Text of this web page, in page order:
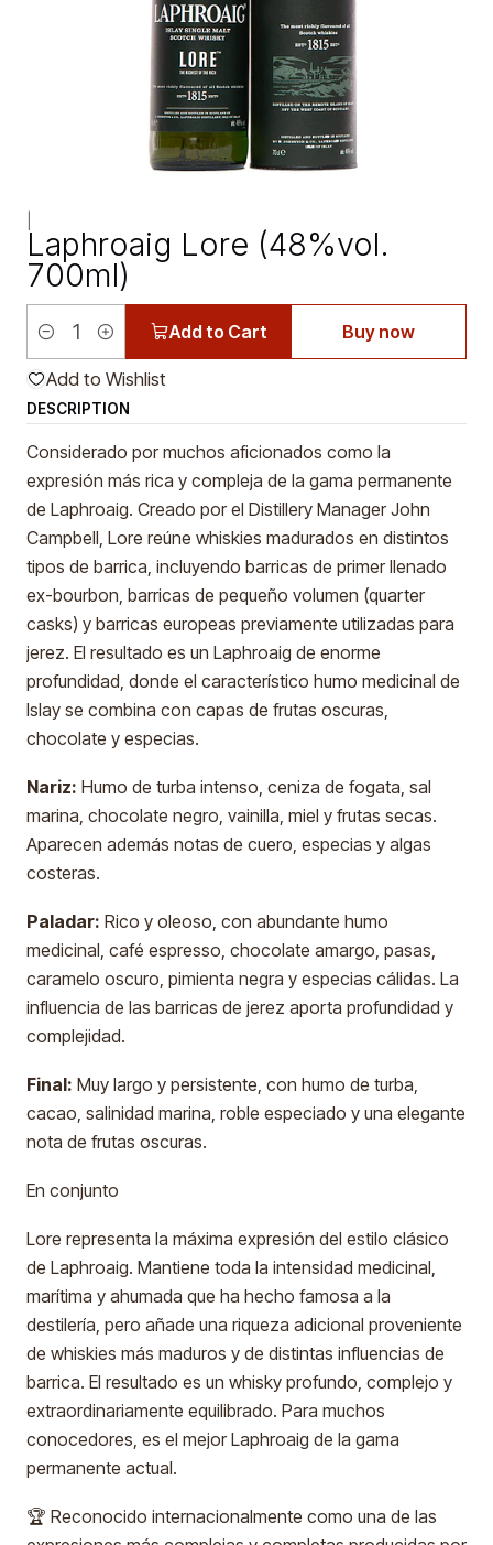
Laphroaig Lore (48%vol.
700ml)
Quantity
Add to Cart Buy now
Add to Wishlist
DESCRIPTION
Considerado por muchos aficionados como la
expresión más rica y compleja de la gama permanente
de Laphroaig. Creado por el Distillery Manager John
Campbell, Lore reúne whiskies madurados en distintos
tipos de barrica, incluyendo barricas de primer llenado
ex-bourbon, barricas de pequeño volumen (quarter
casks) y barricas europeas previamente utilizadas para
jerez. El resultado es un Laphroaig de enorme
profundidad, donde el característico humo medicinal de
Islay se combina con capas de frutas oscuras,
chocolate y especias.
Nariz: Humo de turba intenso, ceniza de fogata, sal
marina, chocolate negro, vainilla, miel y frutas secas.
Aparecen además notas de cuero, especias y algas
costeras.
Paladar: Rico y oleoso, con abundante humo
medicinal, café espresso, chocolate amargo, pasas,
caramelo oscuro, pimienta negra y especias cálidas. La
influencia de las barricas de jerez aporta profundidad y
complejidad.
Final: Muy largo y persistente, con humo de turba,
cacao, salinidad marina, roble especiado y una elegante
nota de frutas oscuras.
En conjunto
Lore representa la máxima expresión del estilo clásico
de Laphroaig. Mantiene toda la intensidad medicinal,
marítima y ahumada que ha hecho famosa a la
destilería, pero añade una riqueza adicional proveniente
de whiskies más maduros y de distintas influencias de
barrica. El resultado es un whisky profundo, complejo y
extraordinariamente equilibrado. Para muchos
conocedores, es el mejor Laphroaig de la gama
permanente actual.
🏆 Reconocido internacionalmente como una de las